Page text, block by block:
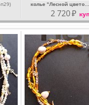
колье "Лесной цвето…
2 720₽